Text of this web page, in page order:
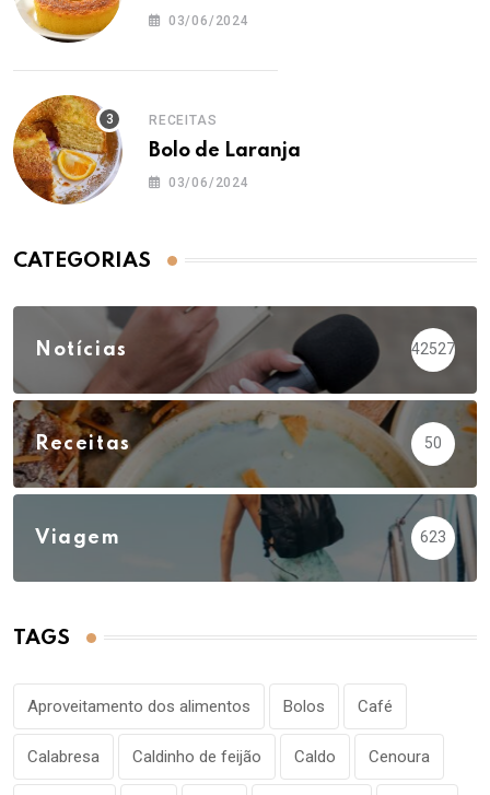
03/06/2024
RECEITAS
Bolo de Laranja
03/06/2024
CATEGORIAS
Notícias 42527
Receitas 50
Viagem 623
TAGS
Aproveitamento dos alimentos Bolos Café
Calabresa Caldinho de feijão Caldo Cenoura